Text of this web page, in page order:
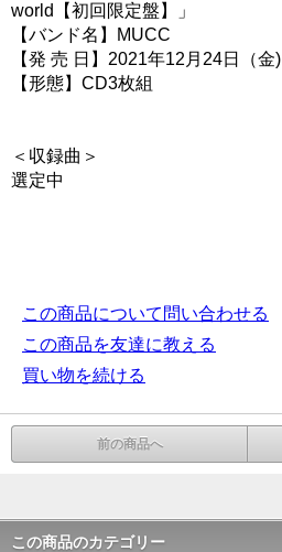
world【初回限定盤】」
【バンド名】MUCC
【発 売 日】2021年12月24日（金)
【形態】CD3枚組
＜収録曲＞
選定中
この商品について問い合わせる
この商品を友達に教える
買い物を続ける
前の商品へ
この商品のカテゴリー